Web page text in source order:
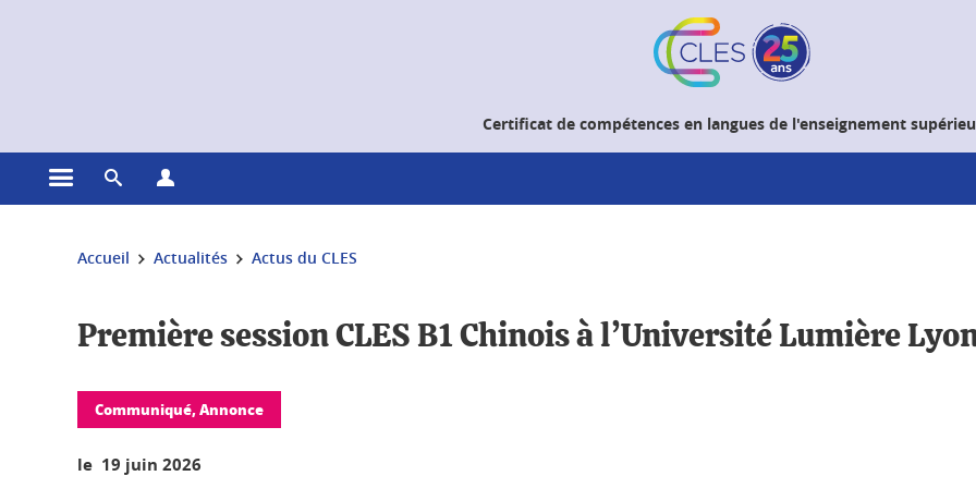
Certificat de compétences en langues de l'enseignement
Ouvrir le menu principal
Ouvrir le moteur de recherche
Vous êtes ici :
Accueil Actualités Actus du CLES
Première session CLES B1 Chinois à l’Université Lumière
Communiqué, Annonce
le 19 juin 2026